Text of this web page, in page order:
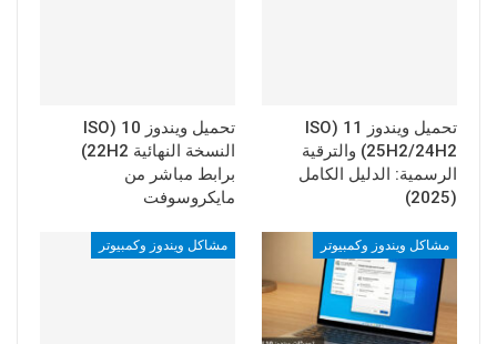
تحميل ويندوز 11 (ISO
25H2/24H2) والترقية
الرسمية: الدليل الكامل
(2025)
تحميل ويندوز 10 (ISO
النسخة النهائية 22H2)
برابط مباشر من
مايكروسوفت
مشاكل ويندوز وكمبيوتر مشاكل ويندوز وكمبيوتر